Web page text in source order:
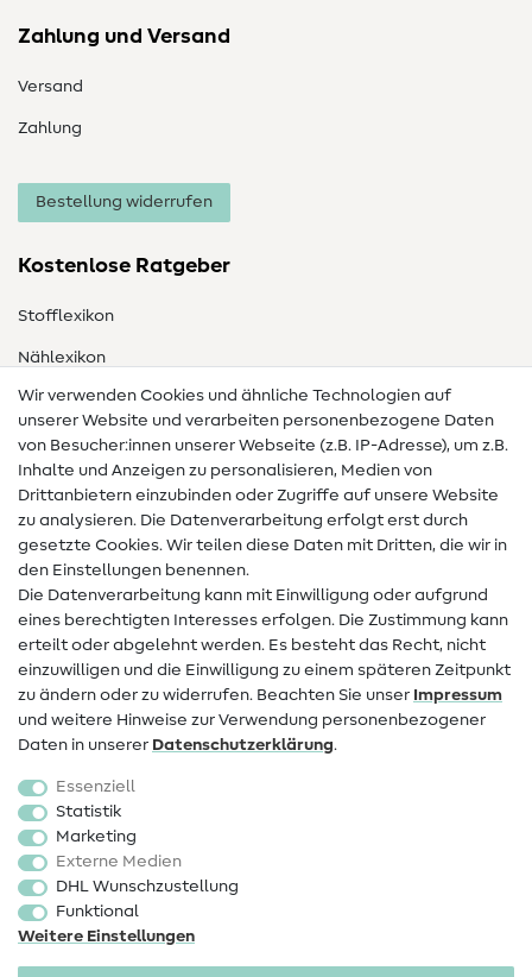
Zahlung und Versand
Versand
Zahlung
Bestellung widerrufen
Kostenlose Ratgeber
Stofflexikon
Nählexikon
Nähanleitungen
Hilfe & Kontakt
Kontakt
Infos zum Betreiberwechsel
Widerrufsrecht
Beliebt
Stoffe
Sale
Schnittmuster
Wir verwenden Cookies und ähnliche Technologien auf
unserer Website und verarbeiten personenbezogene Daten
von Besucher:innen unserer Webseite (z.B. IP-Adresse), um z.B.
Inhalte und Anzeigen zu personalisieren, Medien von
Drittanbietern einzubinden oder Zugriffe auf unsere Website
zu analysieren. Die Datenverarbeitung erfolgt erst durch
gesetzte Cookies. Wir teilen diese Daten mit Dritten, die wir in
den Einstellungen benennen.
Die Datenverarbeitung kann mit Einwilligung oder aufgrund
eines berechtigten Interesses erfolgen. Die Zustimmung kann
erteilt oder abgelehnt werden. Es besteht das Recht, nicht
einzuwilligen und die Einwilligung zu einem späteren Zeitpunkt
zu ändern oder zu widerrufen. Beachten Sie unser Impressum
und weitere Hinweise zur Verwendung personenbezogener
Daten in unserer Daten­schutz­erklärung.
Essenziell
Statistik
Marketing
Externe Medien
DHL Wunschzustellung
Funktional
Weitere Einstellungen